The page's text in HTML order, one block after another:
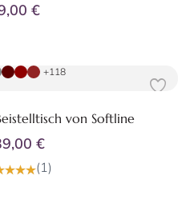
€
+118
von Softline
€
(1)